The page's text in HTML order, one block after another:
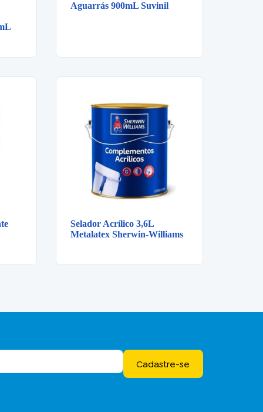
Aguarrás 900mL Suvinil
Selador Acrílico 3,6L
Metalatex Sherwin-Williams
Cadastre-se